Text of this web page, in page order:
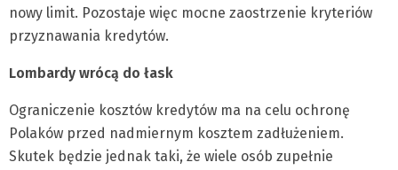
nowy limit. Pozostaje więc mocne zaostrzenie kryteriów
przyznawania kredytów.
Lombardy wrócą do łask
Ograniczenie kosztów kredytów ma na celu ochronę
Polaków przed nadmiernym kosztem zadłużeniem.
Skutek będzie jednak taki, że wiele osób zupełnie